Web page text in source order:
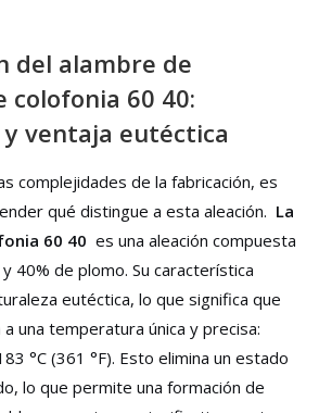
del alambre de
colofonia 60 40:
ventaja eutéctica
complejidades de la fabricación, es
qué distingue a esta aleación. La
60 40 es una aleación compuesta
40% de plomo. Su característica
eutéctica, lo que significa que
una temperatura única y precisa:
°C (361 °F). Esto elimina un estado
lo que permite una formación de